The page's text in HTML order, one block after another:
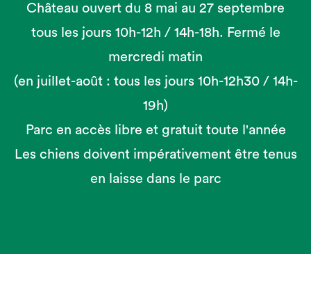
Château ouvert du 8 mai au 27 septembre
tous les jours 10h-12h / 14h-18h. Fermé le
mercredi matin
(en juillet-août : tous les jours 10h-12h30 / 14h-
19h)
Parc en accès libre et gratuit toute l'année
Les chiens doivent impérativement être tenus
en laisse dans le parc